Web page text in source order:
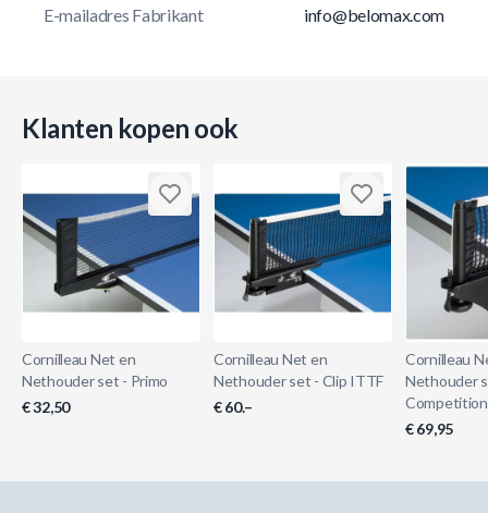
E-mailadres Fabrikant info@belomax.com
Klanten kopen ook
Cornilleau Net en
Nethouder set - Primo
€ 32,50
Cornilleau Net en
Nethouder set - Clip ITTF
€ 60.–
Cornilleau
Nethouder
€ 69,95